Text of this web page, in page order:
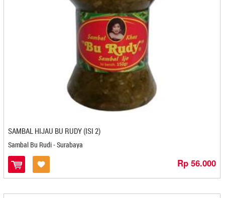
Dapur Cirebon - Cirebon
Dapur Emak Lily - Banjarmasin
Dapur Hanna - Cilegon
Dapur Mritjan - Kediri
Dapur Mungil - Sukabumi
Dapur NiceMomy - Bekasi
Dapur Ulin 21 - Banjarbaru
Daun Harum - Bontang
David Resto dan Oleh Oleh - Yogyakarta
Daya Qu - Banjarbaru
Dayana - Cilegon
De Imutz Choco - Magelang
Delis Delen - Cilegon
Dhani Zha Food - Cilacap
SAMBAL HIJAU BU RUDY (ISI 2)
Sambal Bu Rudi - Surabaya
Rp 56.000